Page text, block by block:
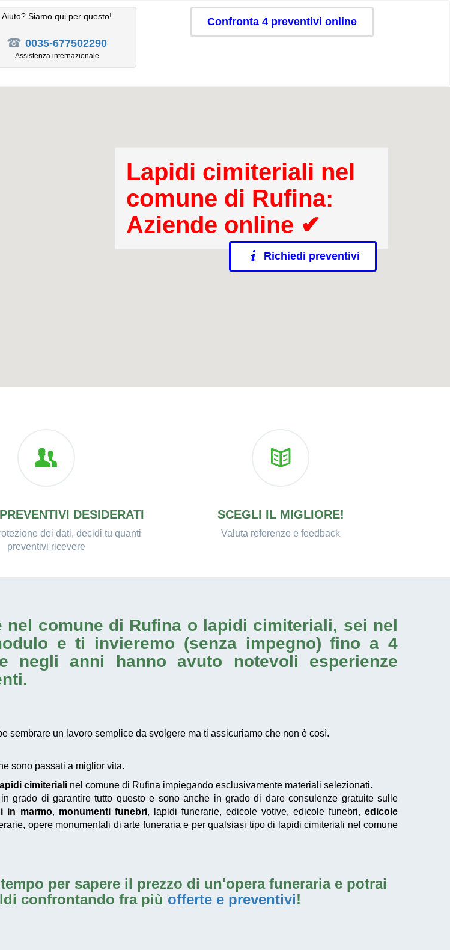
Aiuto? Siamo qui per questo!
☎ 0035-677502290
Assistenza internazionale
Confronta 4 preventivi online
Lapidi cimiteriali nel
comune di Rufina:
Aziende online ✔
Richiedi preventivi
DESIDERATI
dei dati, decidi tu quanti
preventivi ricevere
SCEGLI IL MIGLIORE!
Valuta referenze e feedback
comune di Rufina o lapidi cimiteriali, sei nel
e ti invieremo (senza impegno) fino a 4
negli anni hanno avuto notevoli esperienze
sembrare un lavoro semplice da svolgere ma ti assicuriamo che non è così.
sono passati a miglior vita.
lapidi cimiteriali nel comune di Rufina impiegando esclusivamente materiali selezionati.
grado di garantire tutto questo e sono anche in grado di dare consulenze gratuite sulle
in marmo, monumenti funebri, lapidi funerarie, edicole votive, edicole funebri,edicole
opere monumentali di arte funeraria e per qualsiasi tipo di lapidi cimiteriali nel comune
per sapere il prezzo di un'opera funeraria e potrai
confrontando fra più offerte e preventivi!